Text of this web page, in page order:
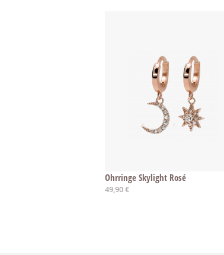
Ohrringe Skylight Rosé
49,90 €